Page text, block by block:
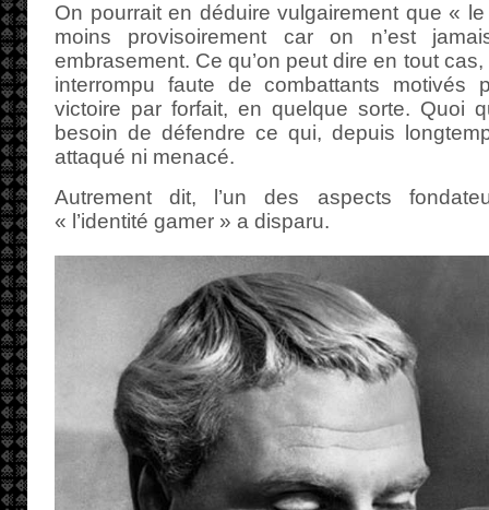
On pourrait en déduire vulgairement que «
moins provisoirement car on n’est
embrasement. Ce qu’on peut dire en tout cas,
interrompu faute de combattants motivés
victoire par forfait, en quelque sorte. Quoi
besoin de défendre ce qui, depuis
attaqué ni menacé.
Autrement dit, l’un des aspects
« l’identité gamer » a disparu.